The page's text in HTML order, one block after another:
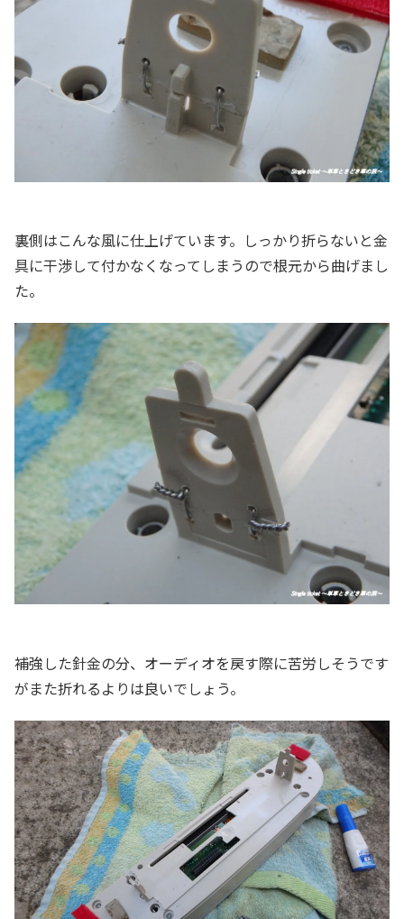
裏側はこんな風に仕上げています。しっかり折らないと金
具に干渉して付かなくなってしまうので根元から曲げまし
た。
補強した針金の分、オーディオを戻す際に苦労しそうです
がまた折れるよりは良いでしょう。